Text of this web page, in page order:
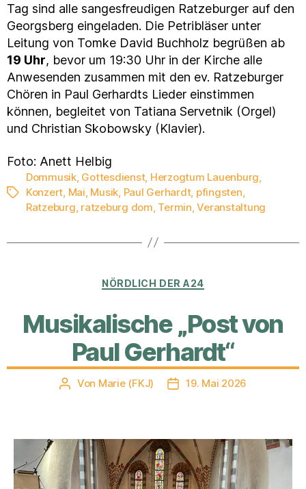
Tag sind alle sangesfreudigen Ratzeburger auf den
Georgsberg eingeladen. Die Petribläser unter
Leitung von Tomke David Buchholz begrüßen ab
19 Uhr, bevor um 19:30 Uhr in der Kirche alle
Anwesenden zusammen mit den ev. Ratzeburger
Chören in Paul Gerhardts Lieder einstimmen
können, begleitet von Tatiana Servetnik (Orgel)
und Christian Skobowsky (Klavier).
Foto: Anett Helbig
Schlagwörter
Dommusik, Gottesdienst, Herzogtum Lauenburg
Konzert Mai Musik Paul Gerhardt, pfingsten
Ratzeburg ratzeburg dom Termin ,Veranstaltung
Kategorien
NÖRDLICH DER A24
Musikalische „Post von
Paul Gerhardt“
Beitragsautor
Von Marie (FKJ) Veröffentlichungsdatum
19. Mai 2026